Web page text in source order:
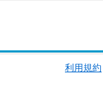
利用規約